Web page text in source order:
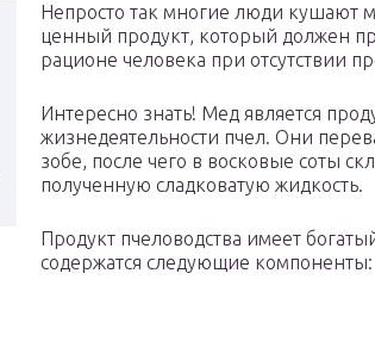
Непросто так многие люди кушают
ценный продукт, который должен
рационе человека при отсутствии
Интересно знать! Мед является
жизнедеятельности пчел. Они
зобе, после чего в восковые соты
полученную сладковатую жидкость.
Продукт пчеловодства имеет
содержатся следующие компоненты: